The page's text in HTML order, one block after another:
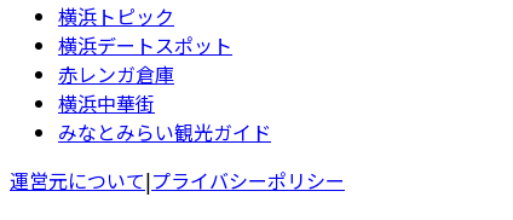
横浜トピック
横浜デートスポット
赤レンガ倉庫
横浜中華街
みなとみらい観光ガイド
運営元について|プライバシーポリシー